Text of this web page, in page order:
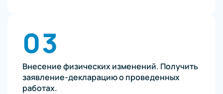
03
Внесение физических изменений. Получить
заявление-декларацию о проведенных
работах.